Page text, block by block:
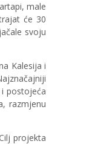
male
će 30
svoju
Kalesija i
postojeća
razmjenu
projekta